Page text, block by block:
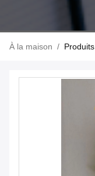
À la maison / Produits